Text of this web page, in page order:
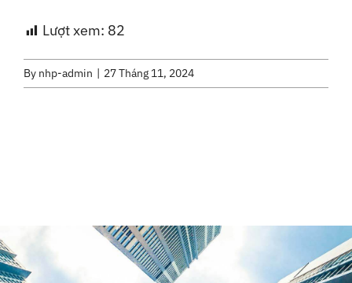
Lượt xem: 82
By nhp-admin 27 Tháng 11, 2024